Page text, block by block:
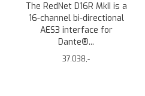
The RedNet D16R MkII is a
16-channel bi-directional
AES3 interface for
Dante®...
37.038,-